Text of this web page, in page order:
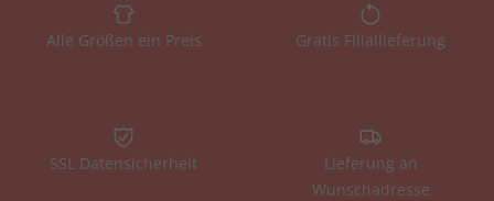
Alle Größen ein Preis Gratis Filiallieferung
SSL Datensicherheit
Lieferung an
Wunschadresse